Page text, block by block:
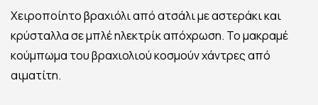
15,00 €. είναι:
13,00 €.
Χειροποίητο βραχιόλι από ατσάλι με αστεράκι και
κρύσταλλα σε μπλέ ηλεκτρίκ απόχρωση. Το μακραμέ
κούμπωμα του βραχιολιού κοσμούν χάντρες από
αιματίτη.